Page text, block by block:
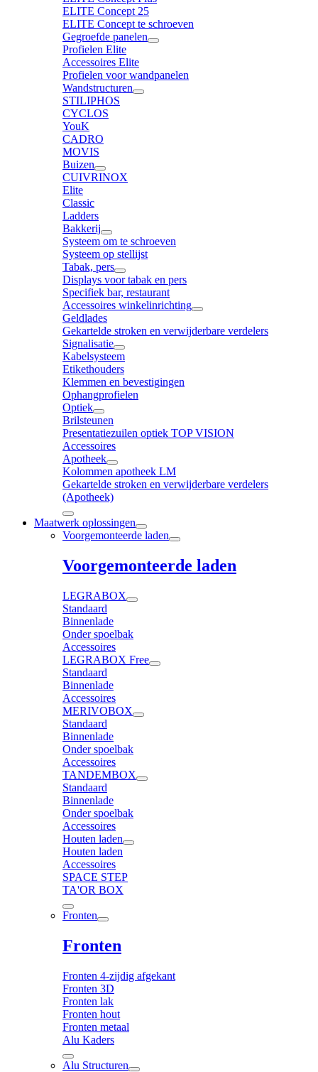
ELITE Concept 25
ELITE Concept te schroeven
Gegroefde panelen
Profielen Elite
Accessoires Elite
Profielen voor wandpanelen
Wandstructuren
STILIPHOS
CYCLOS
YouK
CADRO
MOVIS
Buizen
CUIVRINOX
Elite
Classic
Ladders
Bakkerij
Systeem om te schroeven
Systeem op stellijst
Tabak, pers
Displays voor tabak en pers
Specifiek bar, restaurant
Accessoires winkelinrichting
Geldlades
Gekartelde stroken en verwijderbare verdelers
Signalisatie
Kabelsysteem
Etikethouders
Klemmen en bevestigingen
Ophangprofielen
Optiek
Brilsteunen
Presentatiezuilen optiek TOP VISION
Accessoires
Apotheek
Kolommen apotheek LM
Gekartelde stroken en verwijderbare verdelers
(Apotheek)
Maatwerk oplossingen
Voorgemonteerde laden
Voorgemonteerde laden
LEGRABOX
Standaard
Binnenlade
Onder spoelbak
Accessoires
LEGRABOX Free
Standaard
Binnenlade
Accessoires
MERIVOBOX
Standaard
Binnenlade
Onder spoelbak
Accessoires
TANDEMBOX
Standaard
Binnenlade
Onder spoelbak
Accessoires
Houten laden
Houten laden
Accessoires
SPACE STEP
TA'OR BOX
Fronten
Fronten
Fronten 4-zijdig afgekant
Fronten 3D
Fronten lak
Fronten hout
Fronten metaal
Alu Kaders
Alu Structuren